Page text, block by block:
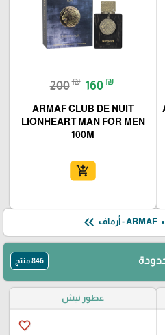
200₪ 160 ₪
ARMAF CLUB DE NUIT
LIONHEART MAN FOR MEN
100M
add_shopping_cart
ARMAF - أرماف keyboard_double_arrow_left
846 منتج
عطور نيش
favorite_border